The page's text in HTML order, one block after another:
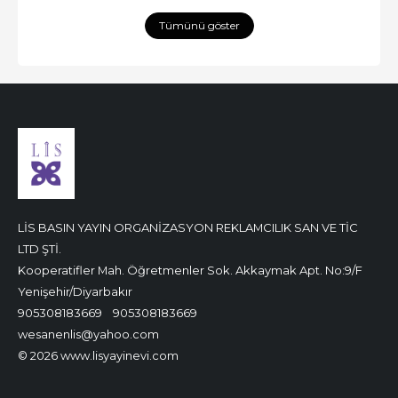
Tümünü göster
LİS BASIN YAYIN ORGANİZASYON REKLAMCILIK SAN VE TİC
LTD ŞTİ.
Kooperatifler Mah. Öğretmenler Sok. Akkaymak Apt. No:9/F
Yenişehir/Diyarbakır
905308183669
905308183669
wesanenlis@yahoo.com
© 2026 www.lisyayinevi.com